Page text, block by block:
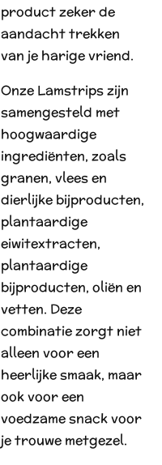
product zeker de
aandacht trekken
van je harige vriend.
Onze Lamstrips zijn
samengesteld met
hoogwaardige
ingrediënten, zoals
granen, vlees en
dierlijke bijproducten,
plantaardige
eiwitextracten,
plantaardige
bijproducten, oliën en
vetten. Deze
combinatie zorgt niet
alleen voor een
heerlijke smaak, maar
ook voor een
voedzame snack voor
je trouwe metgezel.